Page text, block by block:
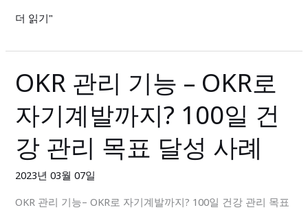
한
까
더 읽기"
OKR 관리 기능 – OKR로
자기계발까지? 100일 건
강 관리 목표 달성 사례
2023년 03월 07일
OKR 관리 기능– OKR로 자기계발까지? 100일 건강 관리 목표
OKR
관
리
능
로